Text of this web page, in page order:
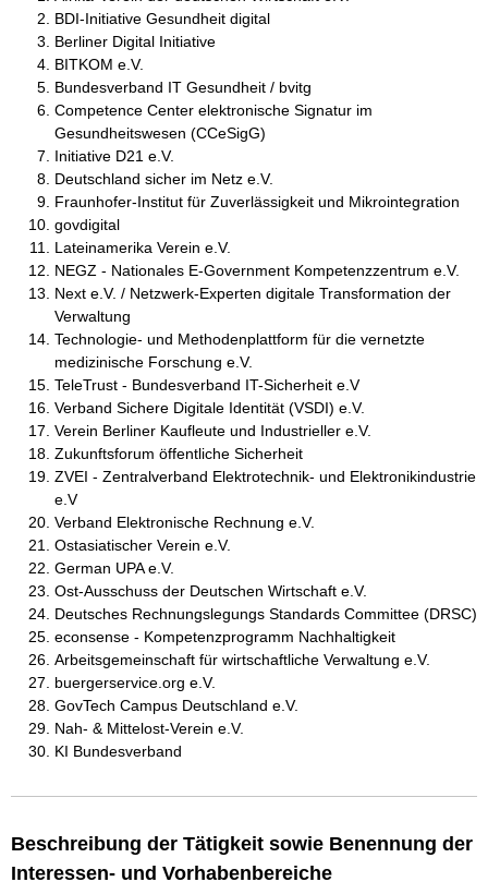
BDI-Initiative Gesundheit digital
Berliner Digital Initiative
BITKOM e.V.
Bundesverband IT Gesundheit / bvitg
Competence Center elektronische Signatur im
Gesundheitswesen (CCeSigG)
Initiative D21 e.V.
Deutschland sicher im Netz e.V.
Fraunhofer-Institut für Zuverlässigkeit und Mikrointegration
govdigital
Lateinamerika Verein e.V.
NEGZ - Nationales E-Government Kompetenzzentrum e.V.
Next e.V. / Netzwerk-Experten digitale Transformation der
Verwaltung
Technologie- und Methodenplattform für die vernetzte
medizinische Forschung e.V.
TeleTrust - Bundesverband IT-Sicherheit e.V
Verband Sichere Digitale Identität (VSDI) e.V.
Verein Berliner Kaufleute und Industrieller e.V.
Zukunftsforum öffentliche Sicherheit
ZVEI - Zentralverband Elektrotechnik- und Elektronikindustrie
e.V
Verband Elektronische Rechnung e.V.
Ostasiatischer Verein e.V.
German UPA e.V.
Ost-Ausschuss der Deutschen Wirtschaft e.V.
Deutsches Rechnungslegungs Standards Committee (DRSC)
econsense - Kompetenzprogramm Nachhaltigkeit
Arbeitsgemeinschaft für wirtschaftliche Verwaltung e.V.
buergerservice.org e.V.
GovTech Campus Deutschland e.V.
Nah- & Mittelost-Verein e.V.
KI Bundesverband
Beschreibung der Tätigkeit sowie Benennung der
Interessen- und Vorhabenbereiche